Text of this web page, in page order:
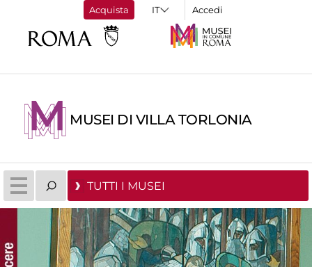
Acquista Accedi
MUSEI DI VILLA TORLONIA
TUTTI I MUSEI